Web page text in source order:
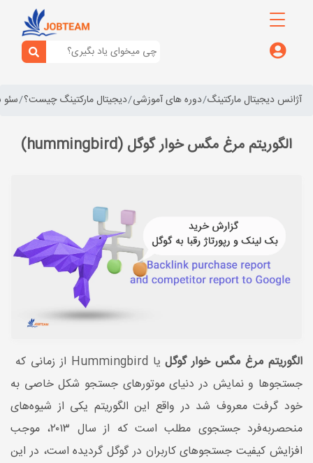
آژانس دیجیتال مارکتینگ دوره های آموزشی دیجیتال مارکتینگ چیست؟
الگوریتم مرغ مگس خوار گوگل (hummingbird)
الگوریتم مرغ مگس خوار گوگل
یا Hummingbird از زمانی که
جستجوها و نمایش در دنیای موتورهای جستجو شکل خاصی به
خود گرفت معروف شد در واقع این الگوریتم یکی از شیوه‌های
منحصربه‌فرد جستجوی مطلب است که از سال ۲۰۱۳، موجب
افزایش کیفیت جستجوهای کاربران در گوگل گردیده است، در این